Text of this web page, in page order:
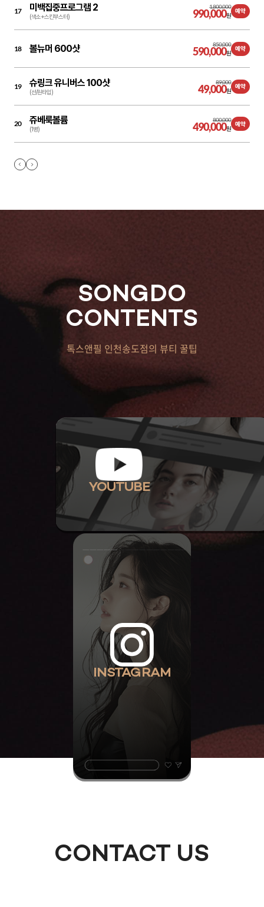
17 미백집중프로그램 2
(색소+스킨부스터)
1,800,000
990,000원
예약
18 볼뉴머 600샷 850,000
590,000원
예약
19 슈링크 유니버스 100샷
(선/원타입)
89,000
49,000원
예약
20 쥬베룩볼륨
(1병)
800,000
490,000원
예약
SONGDO
CONTENTS
톡스앤필 인천송도점의 뷰티 꿀팁
YOUTUBE
INSTAGRAM
CONTACT US